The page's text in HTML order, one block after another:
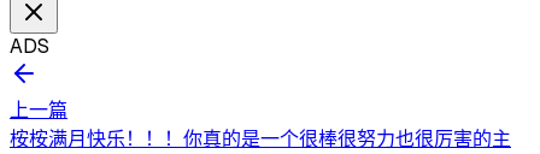
ADS
上一篇
桉桉满月快乐！！！你真的是一个很棒很努力也很厉害的主